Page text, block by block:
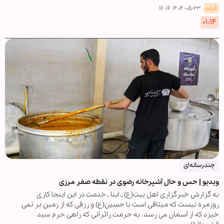
فیلم ۱۴۰۴-۰۵-۲۳ ۱۶:۱۶
۰۱:۱۴
چندرسانه‌ای
ویدیو | حس و حال آشپرخانه رضوی در نقطه صفر مرزی
به گزارش خبرگزاری اهل بیت(ع) ـ ابنا ـ خدمت در این اینجا کاری
روزمره نیست که میثاقی است با حسین(ع) و رزقی که از زمین بر نمی
خیزد که از آسمان می رسد، به حرمت زائرانی که راهی حرم سید